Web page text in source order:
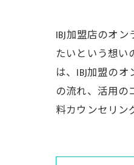
IBJ加盟店のオ
たいという想い
は、IBJ加盟の
の流れ、活用の
料カウンセリン